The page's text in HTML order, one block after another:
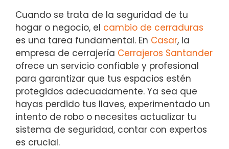
Cuando se trata de la seguridad de tu
hogar o negocio, el cambio de cerraduras
es una tarea fundamental. En Casar, la
empresa de cerrajería Cerrajeros Santander
ofrece un servicio confiable y profesional
para garantizar que tus espacios estén
protegidos adecuadamente. Ya sea que
hayas perdido tus llaves, experimentado un
intento de robo o necesites actualizar tu
sistema de seguridad, contar con expertos
es crucial.